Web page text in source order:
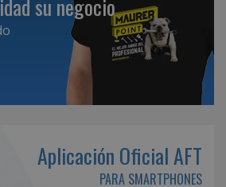
su negocio
Aplicación Oficial AFT
PARA SMARTPHONES